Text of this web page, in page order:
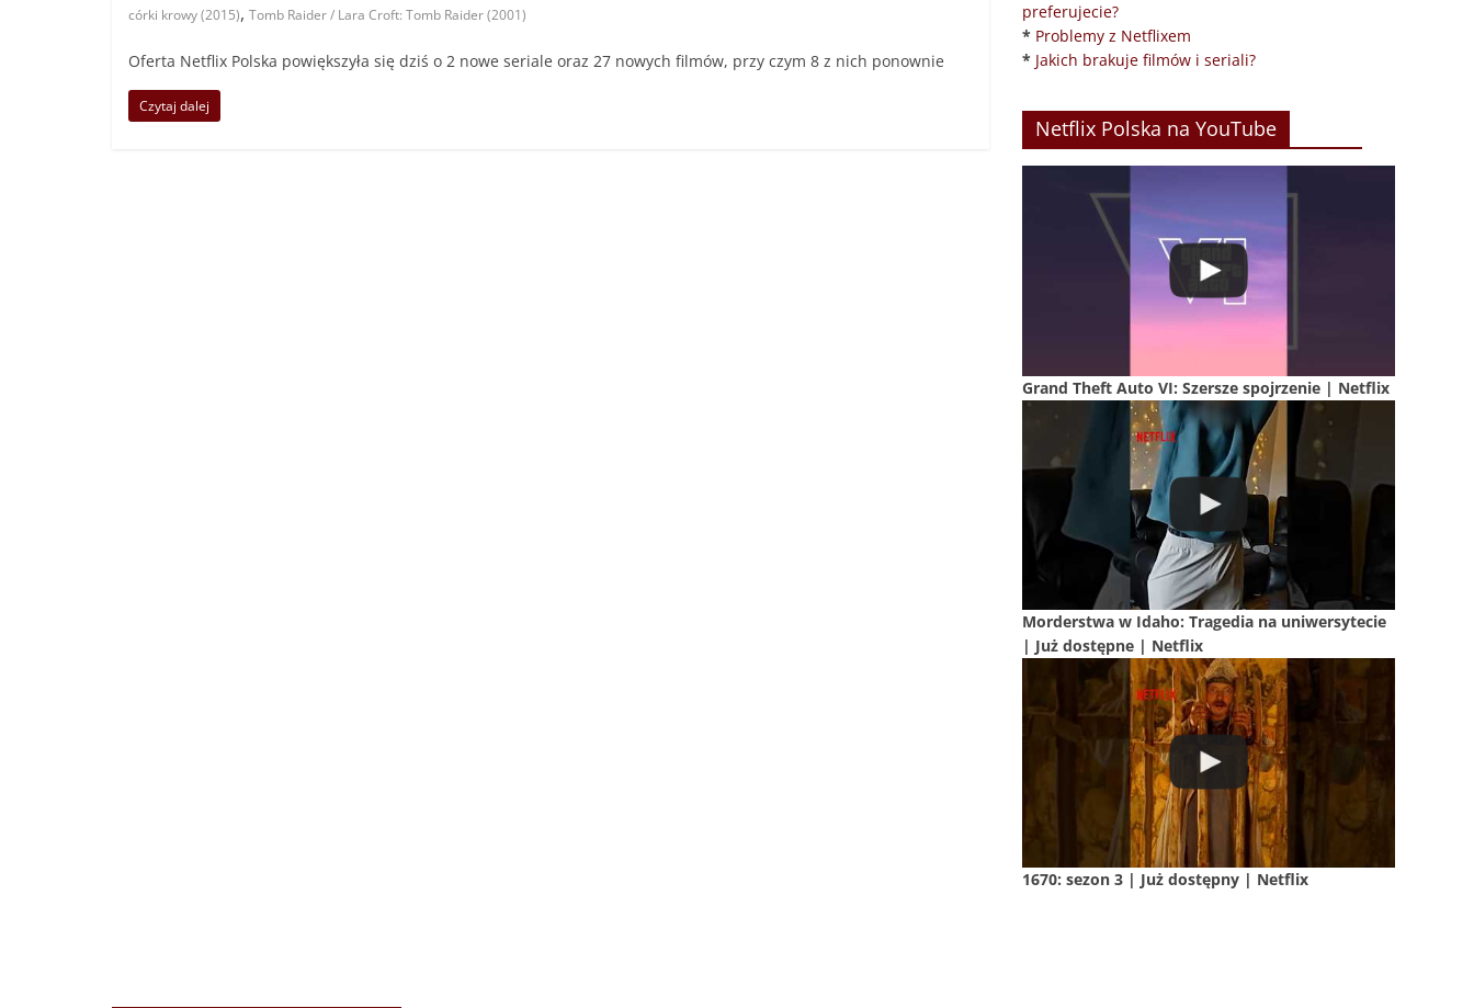
córki krowy (2015), Tomb Raider / Lara Croft: Tomb Raider (2001)
Oferta Netflix Polska powiększyła się dziś o 2 nowe seriale oraz 27 nowych filmów, przy czym 8 z nich ponownie
Czytaj dalej
preferujecie?
* Problemy z Netflixem
* Jakich brakuje filmów i seriali?
Netflix Polska na YouTube
Grand Theft Auto VI: Szersze spojrzenie | Netflix
Morderstwa w Idaho: Tragedia na uniwersytecie
| Już dostępne | Netflix
1670: sezon 3 | Już dostępny | Netflix